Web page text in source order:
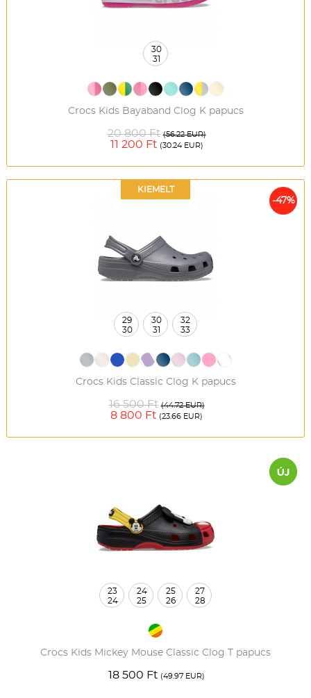
Crocs Kids Bayaband Clog K papucs
20 800 Ft (56.22 EUR)
11 200 Ft (30.24 EUR)
30
31
-47%
Crocs Kids Classic Clog K papucs
16 500 Ft (44.72 EUR)
8 800 Ft (23.66 EUR)
KIEMELT
29
30
30
31
32
33
Crocs Kids Mickey Mouse Classic Clog T papucs
18 500 Ft (49.97 EUR)
23
24
24
25
25
26
27
28